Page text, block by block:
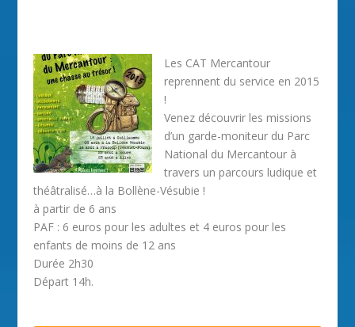
Les CAT Mercantour
reprennent du service en 2015
!
Venez découvrir les missions
d’un garde-moniteur du Parc
National du Mercantour à
travers un parcours ludique et
théâtralisé…à la Bollène-Vésubie !
à partir de 6 ans
PAF : 6 euros pour les adultes et 4 euros pour les
enfants de moins de 12 ans
Durée 2h30
Départ 14h.